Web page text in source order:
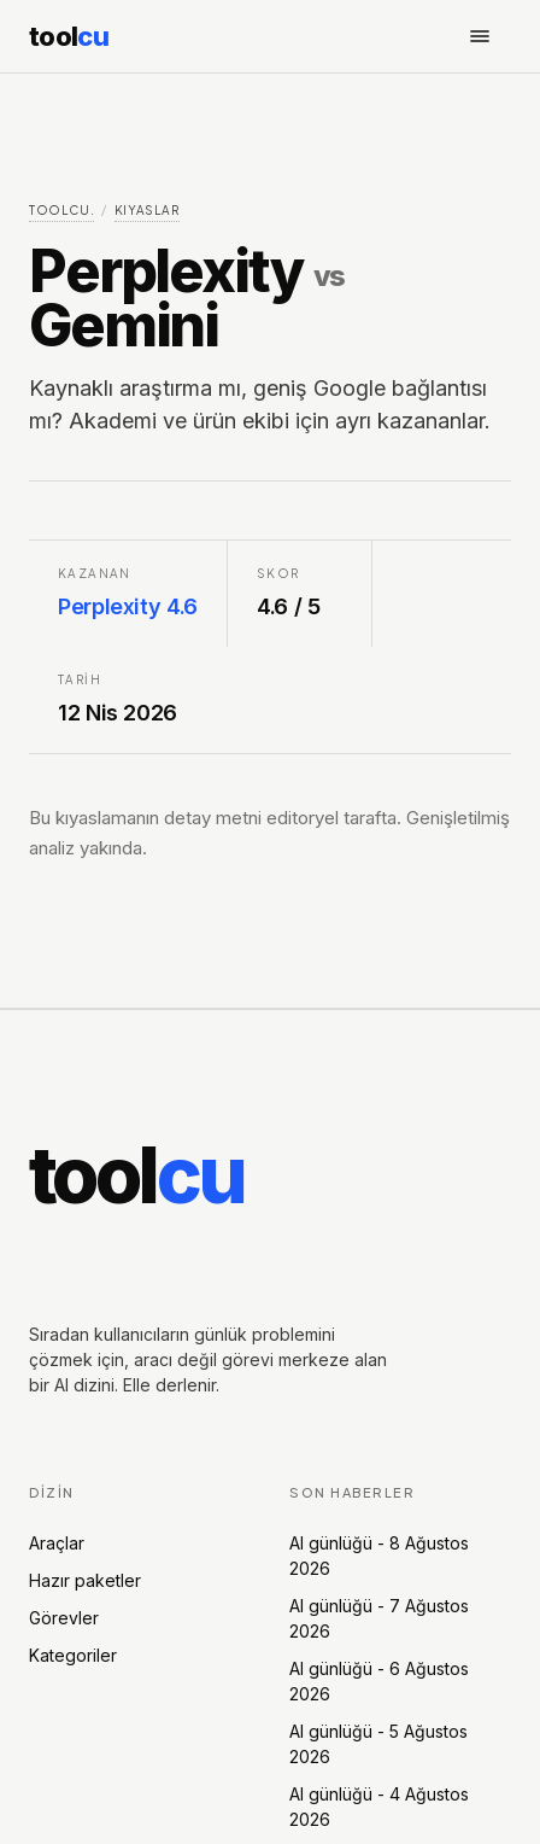
toolcu
TOOLCU. / KIYASLAR
Perplexity vs
Gemini
Kaynaklı araştırma mı, geniş Google bağlantısı
mı? Akademi ve ürün ekibi için ayrı kazananlar.
KAZANAN
Perplexity 4.6
SKOR
4.6 / 5
TARIH
12 Nis 2026
Bu kıyaslamanın detay metni editoryel tarafta. Genişletilmiş
analiz yakında.
toolcu
Sıradan kullanıcıların günlük problemini
çözmek için, aracı değil görevi merkeze alan
bir AI dizini. Elle derlenir.
DIZIN
Araçlar
Hazır paketler
Görevler
Kategoriler
SON HABERLER
AI günlüğü - 8 Ağustos
2026
AI günlüğü - 7 Ağustos
2026
AI günlüğü - 6 Ağustos
2026
AI günlüğü - 5 Ağustos
2026
AI günlüğü - 4 Ağustos
2026